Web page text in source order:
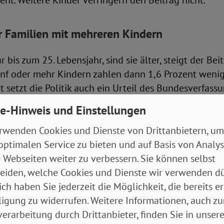
mit mehreren Kindern
bis zum 25. Lebensjahr, sind sie älter, steigt der
oder mehr Kindern zahlen dann 1,6 Prozent
setzt die Politik auch ein Urteil des
Jahr um.
steigt von derzeit 1,525 auf 1,7 Prozent.
bei häuslicher Pflege und höherer
Leistungen für Angehörige, die alleine oder mit
Pflege zu Hause übernehmen, etwas ausgeweitet.
Hinweis und Einstellungen
Cookies und Dienste von Drittanbietern,
Service zu bieten und auf Basis von
Webseiten weiter zu verbessern. Sie können selbst
welche Cookies und Dienste wir verwenden
haben Sie jederzeit die Möglichkeit, die bereits
zu widerrufen. Weitere Informationen, auch
durch Drittanbieter, finden Sie in